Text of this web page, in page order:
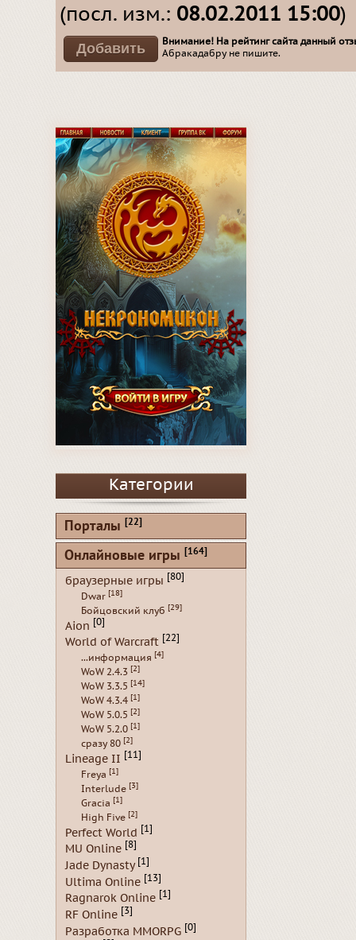
(посл. изм.: 08.02.2011 15:00)
Внимание! На рейтинг сайта данный
Абракадабру не пишите.
Категории
Порталы [22]
Онлайновые игры [164]
браузерные игры [80]
Dwar [18]
Бойцовский клуб [29]
Aion [0]
World of Warcraft [22]
...информация [4]
WoW 2.4.3 [2]
WoW 3.3.5 [14]
WoW 4.3.4 [1]
WoW 5.0.5 [2]
WoW 5.2.0 [1]
сразу 80 [2]
Lineage II [11]
Freya [1]
Interlude [3]
Gracia [1]
High Five [2]
Perfect World [1]
MU Online [8]
Jade Dynasty [1]
Ultima Online [13]
Ragnarok Online [1]
RF Online [3]
Разработка MMORPG [0]